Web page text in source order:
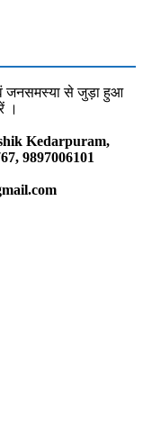
जनसमस्या से जुड़ा हुआ
।
Kedarpuram,
9897006101